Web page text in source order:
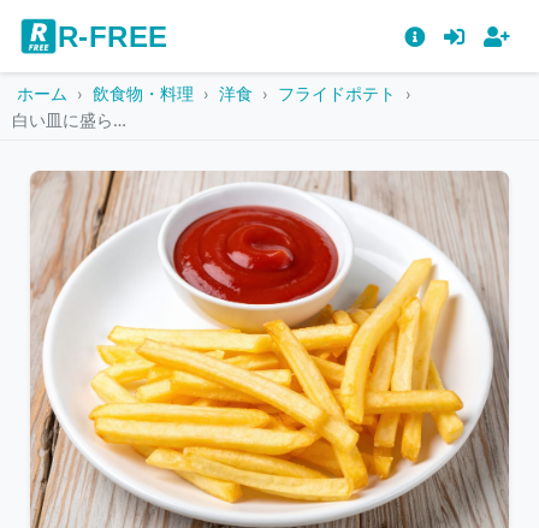
R-FREE
ホーム 飲食物・料理 洋食
フライドポテト
白い皿に盛られたフライドポテトとトマトケチャップ